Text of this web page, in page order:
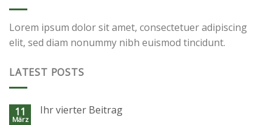
Lorem ipsum dolor sit amet, consectetuer adipiscing
elit, sed diam nonummy nibh euismod tincidunt.
LATEST POSTS
11
März
Ihr vierter Beitrag